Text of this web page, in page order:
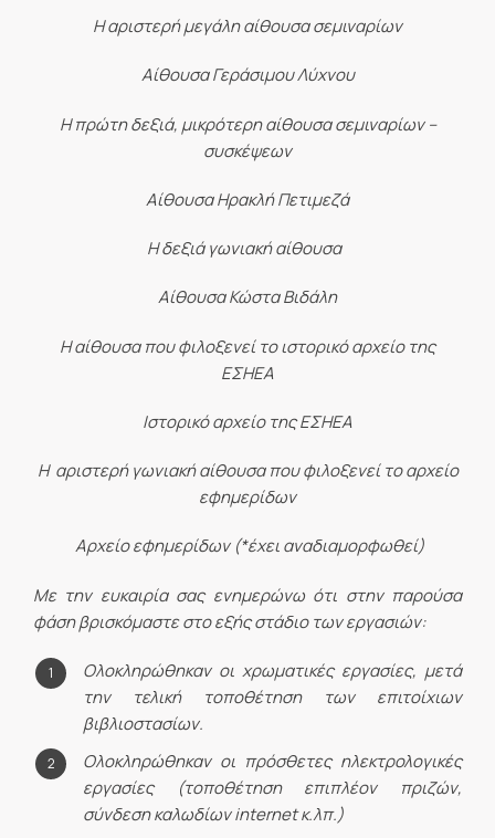
Η αριστερή μεγάλη αίθουσα σεμιναρίων
Αίθουσα Γεράσιμου Λύχνου
Η πρώτη δεξιά, μικρότερη αίθουσα σεμιναρίων –
συσκέψεων
Αίθουσα Ηρακλή Πετιμεζά
Η δεξιά γωνιακή αίθουσα
Αίθουσα Κώστα Βιδάλη
Η αίθουσα που φιλοξενεί το ιστορικό αρχείο της
ΕΣΗΕΑ
Ιστορικό αρχείο της ΕΣΗΕΑ
Η αριστερή γωνιακή αίθουσα που φιλοξενεί το αρχείο
εφημερίδων
Αρχείο εφημερίδων (*έχει αναδιαμορφωθεί)
Με την ευκαιρία σας ενημερώνω ότι στην παρούσα
φάση βρισκόμαστε στο εξής στάδιο των εργασιών:
Ολοκληρώθηκαν οι χρωματικές εργασίες, μετά
την τελική τοποθέτηση των επιτοίχιων
βιβλιοστασίων.
Ολοκληρώθηκαν οι πρόσθετες ηλεκτρολογικές
εργασίες (τοποθέτηση επιπλέον πριζών,
σύνδεση καλωδίωνinternetκ.λπ.)